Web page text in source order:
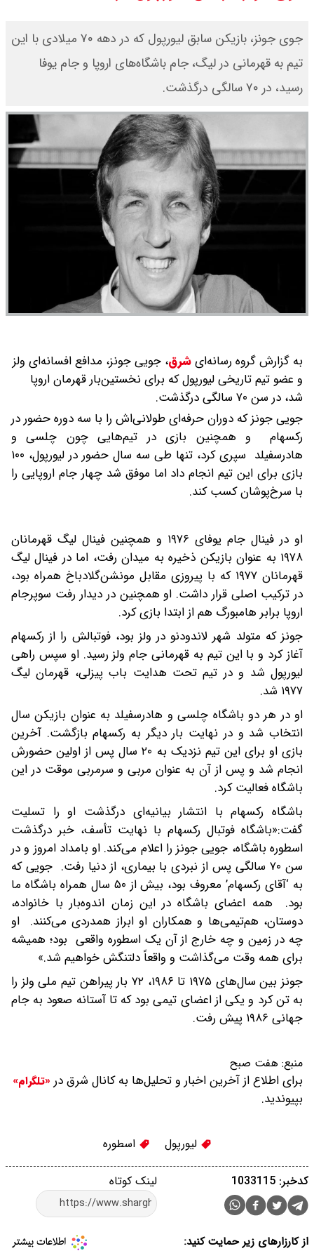
۱۴۰۵ اعلام شد
۱۴۰۵ اعلام شد/ جهش قیمت طلا
جوی جونز، بازیکن سابق لیورپول که در دهه ۷۰ میلادی با این
تیم به قهرمانی در لیگ، جام باشگاه‌های اروپا و جام یوفا
رسید، در ۷۰ سالگی درگذشت.
به گزارش گروه رسانه‌ایشرق، جویی جونز، مدافع افسانه‌ای ولز
و عضو تیم تاریخی لیورپول که برای نخستین‌بار قهرمان اروپا
شد، در سن ۷۰ سالگی درگذشت.
جویی جونز که دوران حرفه‌ای طولانی‌اش را با سه دوره حضور در
رکسهام و همچنین بازی در تیم‌هایی چون چلسی و
هادرسفیلد سپری کرد، تنها طی سه سال حضور در لیورپول، ۱۰۰
بازی برای این تیم انجام داد اما موفق شد چهار جام اروپایی را
با سرخ‌پوشان کسب کند.
او در فینال جام یوفای ۱۹۷۶ و همچنین فینال لیگ قهرمانان
۱۹۷۸ به عنوان بازیکن ذخیره به میدان رفت، اما در فینال لیگ
قهرمانان ۱۹۷۷ که با پیروزی مقابل مونشن‌گلادباخ همراه بود،
در ترکیب اصلی قرار داشت. او همچنین در دیدار رفت سوپرجام
اروپا برابر هامبورگ هم از ابتدا بازی کرد.
جونز که متولد شهر لاندودنو در ولز بود، فوتبالش را از رکسهام
آغاز کرد و با این تیم به قهرمانی جام ولز رسید. او سپس راهی
لیورپول شد و در تیم تحت هدایت باب پیزلی، قهرمان لیگ
۱۹۷۷ شد.
او در هر دو باشگاه چلسی و هادرسفیلد به عنوان بازیکن سال
انتخاب شد و در نهایت بار دیگر به رکسهام بازگشت. آخرین
بازی او برای این تیم نزدیک به ۲۰ سال پس از اولین حضورش
انجام شد و پس از آن به عنوان مربی و سرمربی موقت در این
باشگاه فعالیت کرد.
باشگاه رکسهام با انتشار بیانیه‌ای درگذشت او را تسلیت
گفت:«باشگاه فوتبال رکسهام با نهایت تأسف، خبر درگذشت
اسطوره باشگاه، جویی جونز را اعلام می‌کند. او بامداد امروز و در
سن ۷۰ سالگی پس از نبردی با بیماری، از دنیا رفت. جویی که
به ‘آقای رکسهام’ معروف بود، بیش از ۵۰ سال همراه باشگاه ما
بود. همه اعضای باشگاه در این زمان اندوه‌بار با خانواده،
دوستان، هم‌تیمی‌ها و همکاران او ابراز همدردی می‌کنند. او
چه در زمین و چه خارج از آن یک اسطوره واقعی بود؛ همیشه
برای همه وقت می‌گذاشت و واقعاً دلتنگش خواهیم شد.»
جونز بین سال‌های ۱۹۷۵ تا ۱۹۸۶، ۷۲ بار پیراهن تیم ملی ولز را
به تن کرد و یکی از اعضای تیمی بود که تا آستانه صعود به جام
جهانی ۱۹۸۶ پیش رفت.
منبع: هفت صبح
برای اطلاع از آخرین اخبار و تحلیل‌ها به کانال شرق در «تلگرام»
بپیوندید.
لیورپول اسطوره
لینک کوتاه کدخبر: 1033115
از کارزارهای زیر حمایت کنید: